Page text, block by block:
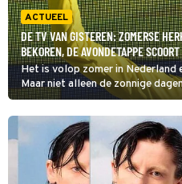
ACTUEEL
DE TV VAN GISTEREN: ZOMERSE
BEKOREN, DE AVONDETAPPE SCOORT
Het is volop zomer in Nederland
Maar niet alleen de zonnige
de programmering laat te
onze Nederlandse sporthelden.